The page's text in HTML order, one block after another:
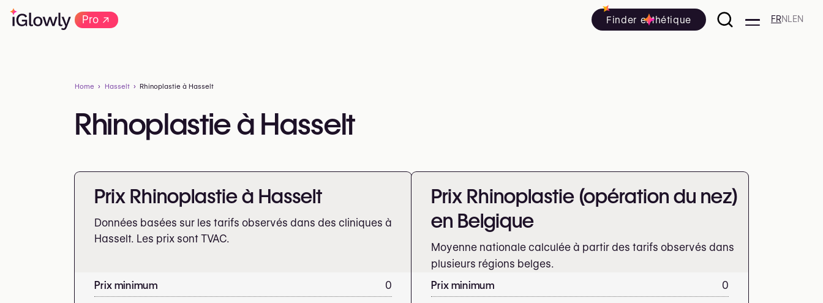
Pro→ Finder esthétique FRNL EN
Home Hasselt Rhinoplastie à Hasselt
Rhinoplastie à Hasselt
Prix Rhinoplastie à Hasselt
Données basées sur les tarifs observés dans des cliniques à
Hasselt. Les prix sont TVAC.
Prix minimum
0
Prix Rhinoplastie (opération du nez)
en Belgique
Moyenne nationale calculée à partir des tarifs observés dans
plusieurs régions belges.
Prix minimum
0